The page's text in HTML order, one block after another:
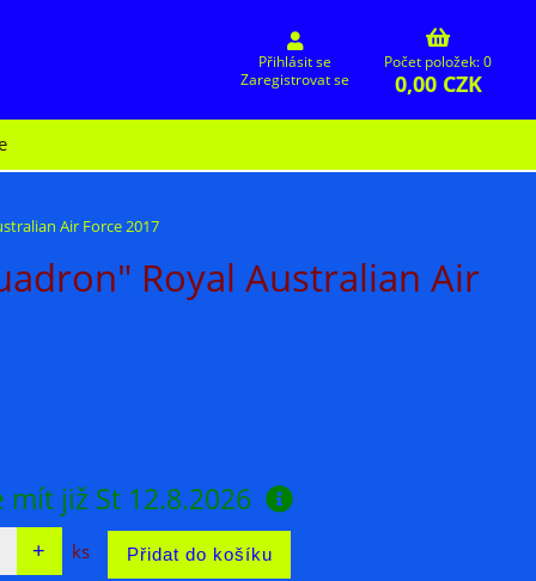
Přihlásit se
Zaregistrovat se
Počet položek: 0
0,00 CZK
Air Force 2017
Royal Australian Air
mít již St 12.8.2026
ks